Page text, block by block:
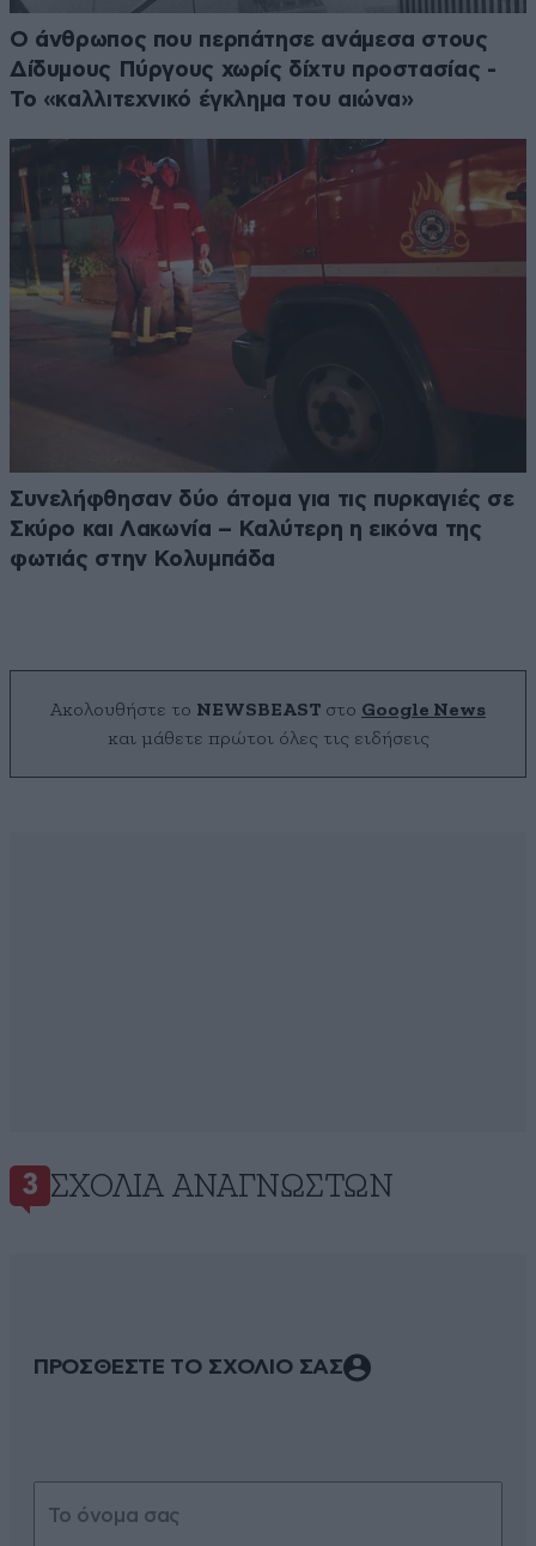
Ο άνθρωπος που περπάτησε ανάμεσα στους
Δίδυμους Πύργους χωρίς δίχτυ προστασίας -
Το «καλλιτεχνικό έγκλημα του αιώνα»
Συνελήφθησαν δύο άτομα για τις πυρκαγιές σε
Σκύρο και Λακωνία – Καλύτερη η εικόνα της
φωτιάς στην Κολυμπάδα
Ακολουθήστε το NEWSBEAST στο Google News
και μάθετε πρώτοι όλες τις ειδήσεις
3 ΣΧΌΛΙΑ ΑΝΑΓΝΩΣΤΏΝ
ΠΡΟΣΘΕΣΤΕ ΤΟ ΣΧΟΛΙΟ ΣΑΣ